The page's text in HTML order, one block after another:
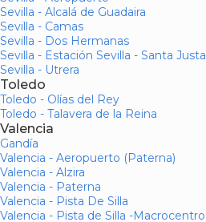
Sevilla - Alcalá de Guadaira
Sevilla - Camas
Sevilla - Dos Hermanas
Sevilla - Estación Sevilla - Santa Justa
Sevilla - Utrera
Toledo
Toledo - Olías del Rey
Toledo - Talavera de la Reina
Valencia
Gandía
Valencia - Aeropuerto (Paterna)
Valencia - Alzira
Valencia - Paterna
Valencia - Pista De Silla
Valencia - Pista de Silla -Macrocentro